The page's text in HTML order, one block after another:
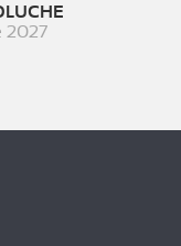
2027